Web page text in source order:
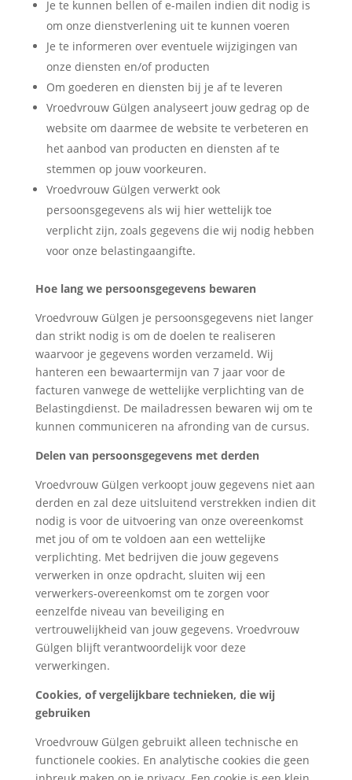
Je te kunnen bellen of e-mailen indien dit nodig is
om onze dienstverlening uit te kunnen voeren
Je te informeren over eventuele wijzigingen van
onze diensten en/of producten
Om goederen en diensten bij je af te leveren
Vroedvrouw Gülgen analyseert jouw gedrag op de
website om daarmee de website te verbeteren en
het aanbod van producten en diensten af te
stemmen op jouw voorkeuren.
Vroedvrouw Gülgen verwerkt ook
persoonsgegevens als wij hier wettelijk toe
verplicht zijn, zoals gegevens die wij nodig hebben
voor onze belastingaangifte.
Hoe lang we persoonsgegevens bewaren
Vroedvrouw Gülgen je persoonsgegevens niet langer
dan strikt nodig is om de doelen te realiseren
waarvoor je gegevens worden verzameld. Wij
hanteren een bewaartermijn van 7 jaar voor de
facturen vanwege de wettelijke verplichting van de
Belastingdienst. De mailadressen bewaren wij om te
kunnen communiceren na afronding van de cursus.
Delen van persoonsgegevens met derden
Vroedvrouw Gülgen verkoopt jouw gegevens niet aan
derden en zal deze uitsluitend verstrekken indien dit
nodig is voor de uitvoering van onze overeenkomst
met jou of om te voldoen aan een wettelijke
verplichting. Met bedrijven die jouw gegevens
verwerken in onze opdracht, sluiten wij een
verwerkers-overeenkomst om te zorgen voor
eenzelfde niveau van beveiliging en
vertrouwelijkheid van jouw gegevens. Vroedvrouw
Gülgen blijft verantwoordelijk voor deze
verwerkingen.
Cookies, of vergelijkbare technieken, die wij
gebruiken
Vroedvrouw Gülgen gebruikt alleen technische en
functionele cookies. En analytische cookies die geen